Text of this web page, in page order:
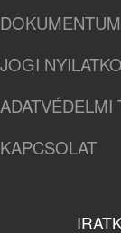
JOGI
ADATVÉDELMI
KAPCSOLAT